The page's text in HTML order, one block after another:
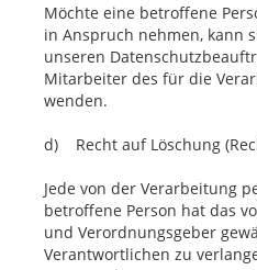
Möchte eine betroffene
in Anspruch nehmen, kann
unseren
Mitarbeiter des für die
wenden.
d) Recht auf Löschung
Jede von der Verarbeitung
betroffene Person hat das
und Verordnungsgeber
Verantwortlichen zu